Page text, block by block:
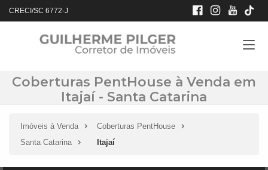
CRECI/SC 6772-J
Coberturas PentHouse à Venda em
Itajaí - Santa Catarina
Imóveis à Venda
Coberturas PentHouse
Santa Catarina
Itajaí